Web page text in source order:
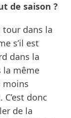
de saison ?
tour dans la
s’il est
dans la
la même
moins
C’est donc
de la